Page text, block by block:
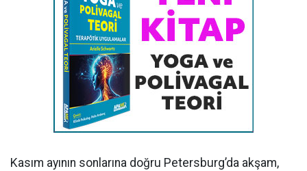
Kasım ayının sonlarına doğru Petersburg’da akşam,